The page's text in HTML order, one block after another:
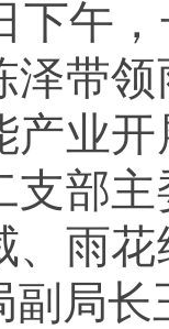
下午
泽带
产业
支部
、雨
副局